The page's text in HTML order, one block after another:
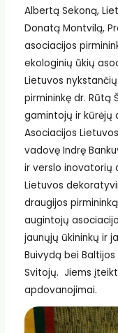
Albertą Sekoną,
Donatą Montvilą,
asociacijos
ekologinių ūkių
Lietuvos
pirmininkę dr. Rūtą
gamintojų ir kūrėjų
Asociacijos
vadovę Indrę
ir verslo inovatorių
Lietuvos
draugijos
augintojų
jaunųjų ūkininkų ir
Buivydą bei
Svitojų. Jiems
apdovanojimai.